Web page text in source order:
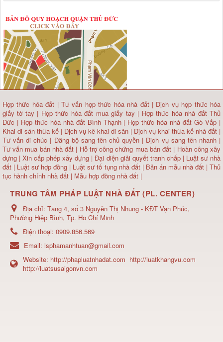
Hợp thức hóa đất |Tư vấn hợp thức hóa nhà đất| Dịch vụ hợp thức hóa
giấy tờ tay | Hợp thức hóa đất mua giấy tay | Hợp thức hóa nhà đất Thủ
Đức | Hợp thức hóa nhà đất Bình Thạnh | Hợp thức hóa nhà đất Gò Vấp |
Khai di sản thừa kế | Dịch vụ kê khai di sản | Dịch vụ khai thừa kế nhà đất |
Tư vấn di chúc | Đăng bộ sang tên chủ quyền | Dịch vụ sang tên nhanh |
Tư vấn mua bán nhà đất | Hỗ trợ công chứng mua bán đất | Hoàn công xây
dựng | Xin cấp phép xây dựng |Đại diện giải quyết tranh chấp | Luật sư nhà
đất | Luật sư hợp đồng | Luật sư tố tụng nhà đất | Bản án mẫu nhà đất|Thủ
tục hành chính nhà đất | Mẫu hợp đồng nhà đất |
TRUNG TÂM PHÁP LUẬT NHÀ ĐẤT (PL. CENTER)
Địa chỉ: Tầng 4, số 3 Nguyễn Thị Nhung - KĐT Vạn Phúc,
Phường Hiệp Bình, Tp. Hồ Chí Minh
Điện thoại: 0909.856.569
Email: lsphamanhtuan@gmail.com
Website: http://phapluatnhadat.com http://luatkhangvu.com
http://luatsusaigonvn.com